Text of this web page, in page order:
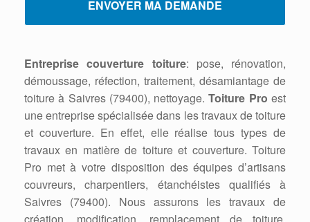
Entreprise couverture toiture: pose, rénovation,
démoussage, réfection, traitement, désamiantage de
toiture à Saivres (79400), nettoyage.Toiture Pro est
une entreprise spécialisée dans les travaux de toiture
et couverture. En effet, elle réalise tous types de
travaux en matière de toiture et couverture. Toiture
Pro met à votre disposition des équipes d’artisans
couvreurs, charpentiers, étanchéistes qualifiés à
Saivres (79400). Nous assurons les travaux de